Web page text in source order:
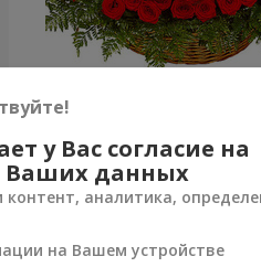
501 красная роза
60 907 грн
у Вас согласие на
Ваших данных
аналитика,
на Вашем устройстве